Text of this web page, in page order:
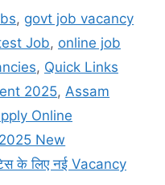
m
a
i
l
h
a
r
e
, govt job vacancy
Job, online job
, Quick Links
2025, Assam
Online
New
के लिए नई Vacancy